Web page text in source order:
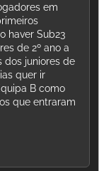
em
haver Sub23
de 2º ano a
dos juniores de
quer ir
B como
que entraram